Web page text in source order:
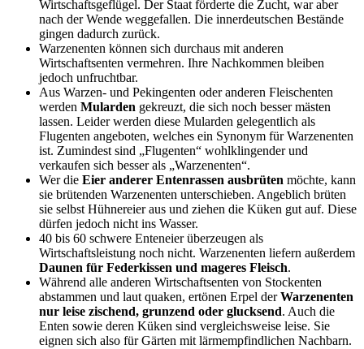
Wirtschaftsgeflügel. Der Staat förderte die Zucht, war aber
nach der Wende weggefallen. Die innerdeutschen Bestände
gingen dadurch zurück.
Warzenenten können sich durchaus mit anderen
Wirtschaftsenten vermehren. Ihre Nachkommen bleiben
jedoch unfruchtbar.
Aus Warzen- und Pekingenten oder anderen Fleischenten
werden Mularden gekreuzt, die sich noch besser mästen
lassen. Leider werden diese Mularden gelegentlich als
Flugenten angeboten, welches ein Synonym für Warzenenten
ist. Zumindest sind „Flugenten“ wohlklingender und
verkaufen sich besser als „Warzenenten“.
Wer die Eier anderer Entenrassen ausbrüten möchte, kann
sie brütenden Warzenenten unterschieben. Angeblich brüten
sie selbst Hühnereier aus und ziehen die Küken gut auf. Diese
dürfen jedoch nicht ins Wasser.
40 bis 60 schwere Enteneier überzeugen als
Wirtschaftsleistung noch nicht. Warzenenten liefern außerdem
Daunen für Federkissen und mageres Fleisch.
Während alle anderen Wirtschaftsenten von Stockenten
abstammen und laut quaken, ertönen Erpel derWarzenenten
nur leise zischend, grunzend oder glucksend. Auch die
Enten sowie deren Küken sind vergleichsweise leise. Sie
eignen sich also für Gärten mit lärmempfindlichen Nachbarn.